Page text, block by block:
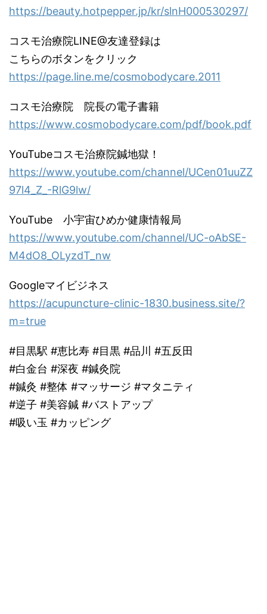
https://beauty.hotpepper.jp/kr/slnH000530297/
コスモ治療院LINE@友達登録は
こちらのボタンをクリック
https://page.line.me/cosmobodycare.2011
コスモ治療院 院長の電子書籍
https://www.cosmobodycare.com/pdf/book.pdf
YouTubeコスモ治療院鍼地獄！
https://www.youtube.com/channel/UCen01uuZZ
97l4_Z_-RlG9lw/
YouTube 小宇宙ひめか健康情報局
https://www.youtube.com/channel/UC-oAbSE-
M4dO8_OLyzdT_nw
Googleマイビジネス
https://acupuncture-clinic-1830.business.site/?
m=true
#目黒駅 #恵比寿 #目黒 #品川 #五反田
#白金台 #深夜 #鍼灸院
#鍼灸 #整体 #マッサージ #マタニティ
#逆子 #美容鍼 #バストアップ
#吸い玉 #カッピング